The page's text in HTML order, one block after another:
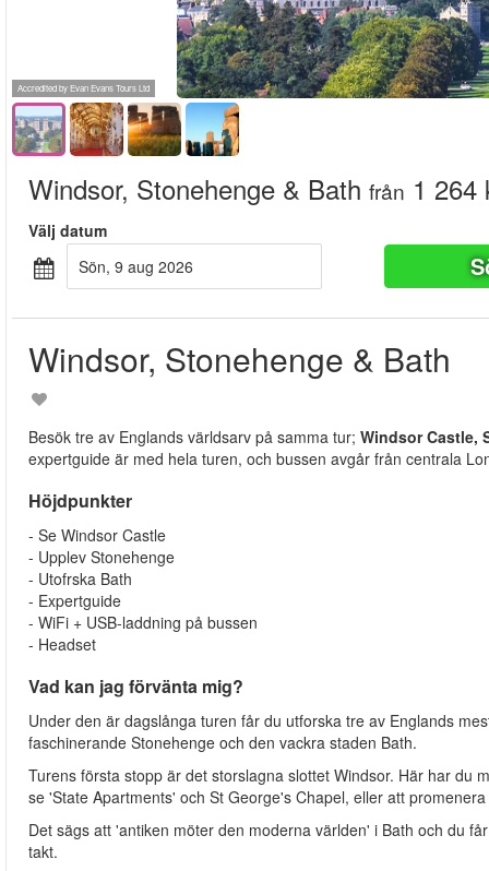
Accredited by Evan Evans Tours Ltd
Windsor, Stonehenge & Bath från 1 264
Välj datum
sön, 9 aug 2026
Windsor, Stonehenge & Bath
Besök tre av Englands världsarv på samma tur; Windsor Castle,
expertguide är med hela turen, och bussen avgår från centrala
Höjdpunkter
- Se Windsor Castle
- Upplev Stonehenge
- Utofrska Bath
- Expertguide
- WiFi + USB-laddning på bussen
- Headset
Vad kan jag förvänta mig?
Under den är dagslånga turen får du utforska tre av Englands
faschinerande Stonehenge och den vackra staden Bath.
Turens första stopp är det storslagna slottet Windsor. Här har du
se 'State Apartments' och St George's Chapel, eller att
Det sägs att 'antiken möter den moderna världen' i Bath och du
takt.